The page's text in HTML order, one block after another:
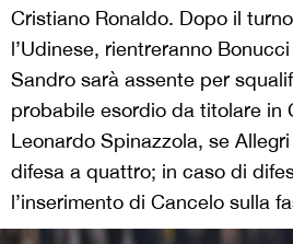
Cristiano Ronaldo. Dopo il
l’Udinese, rientreranno
Sandro sarà assente per
probabile esordio da titolare in
Leonardo Spinazzola, se
difesa a quattro; in caso di
l’inserimento di Cancelo sulla